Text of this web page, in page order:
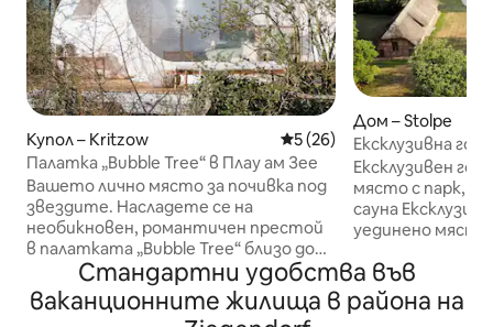
Купол – Kritzow Средна оценка: 5 от 5,
5 (26)
Палатка „Bubble Tree“ в Плау ам Зее
Вашето лично място за почивка под
звездите. Насладете се на
необикновен, романтичен престой
в палатката „Bubble Tree“ близо до
Плау ам Зее – място, където
природата, спокойствието и
релаксацията се сливат в едно.
Дом – Stolpe
Ексклузивна
отдалечено
Ексклузивен
място с парк,
сауна Ексклузивен Forsthof Stolpe –
уединено място
Херцогският
намира на
в ландшафта на
Стандартни удобства във
ваканционните жилища в района на